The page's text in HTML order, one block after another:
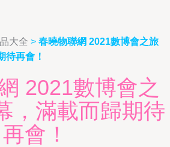
大全 > 春曉物聯網 2021數博會之旅
待再會！
2021數博會之
，滿載而歸期待
再會！